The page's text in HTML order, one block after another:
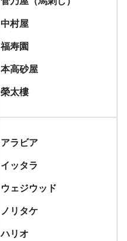
中村屋
福寿園
本高砂屋
榮太樓
アラビア
イッタラ
ウェジウッド
ノリタケ
ハリオ